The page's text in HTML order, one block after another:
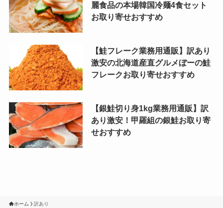
麗食品の本場韓国冷麺4食セット
お取り寄せおすすめ
【鮭フレーク業務用通販】訳あり
激安の北海道産直グルメぼーの鮭
フレークお取り寄せおすすめ
【銀鮭切り身1kg業務用通販】訳
あり激安！甲羅組の銀鮭お取り寄
せおすすめ
ホーム 訳あり